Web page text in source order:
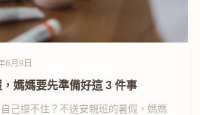
6月9日
媽媽要先準備好這 3 件事
己撐不住？不送安親班的暑假，媽媽